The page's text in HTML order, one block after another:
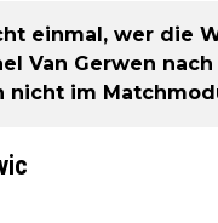
einmal, wer die
Van Gerwen
nicht im